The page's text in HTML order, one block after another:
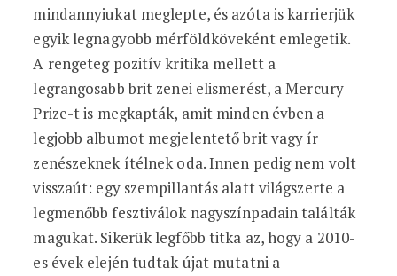
mindannyiukat meglepte, és azóta is karrierjük
egyik legnagyobb mérföldköveként emlegetik.
A rengeteg pozitív kritika mellett a
legrangosabb brit zenei elismerést, a Mercury
Prize-t is megkapták, amit minden évben a
legjobb albumot megjelentető brit vagy ír
zenészeknek ítélnek oda. Innen pedig nem volt
visszaút: egy szempillantás alatt világszerte a
legmenőbb fesztiválok nagyszínpadain találták
magukat. Sikerük legfőbb titka az, hogy a 2010-
es évek elején tudtak újat mutatni a